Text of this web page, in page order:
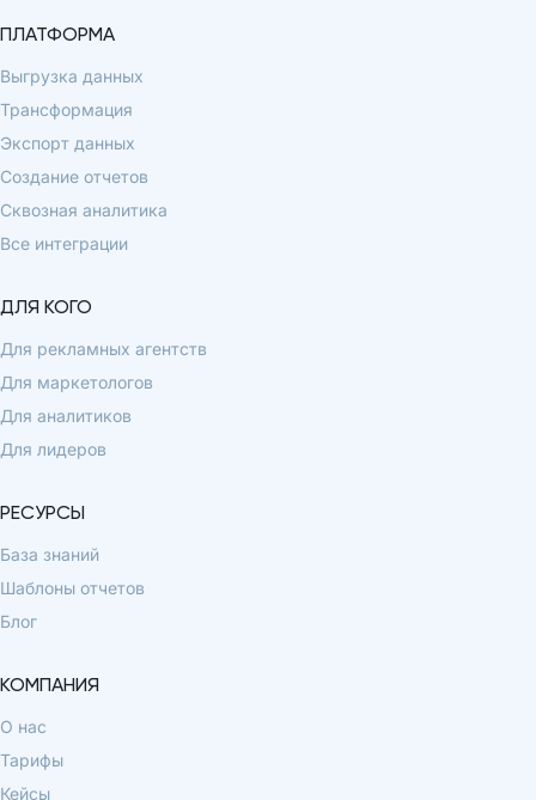
ПЛАТФОРМА
Выгрузка данных
Трансформация
Экспорт данных
Создание отчетов
Сквозная аналитика
Все интеграции
ДЛЯ КОГО
Для рекламных агентств
Для маркетологов
Для аналитиков
Для лидеров
РЕСУРСЫ
База знаний
Шаблоны отчетов
Блог
КОМПАНИЯ
О нас
Тарифы
Кейсы